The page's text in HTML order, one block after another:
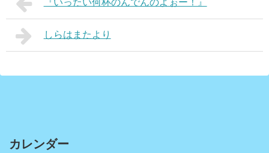
『いったい何杯のんでんのよぉー！』
しらはまたより
カレンダー